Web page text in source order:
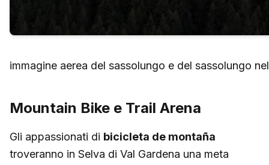
immagine aerea del sassolungo e del sassolungo
Mountain Bike e Trail Arena
Gli appassionati di bicicleta de montaña
troveranno in Selva di Val Gardena una meta